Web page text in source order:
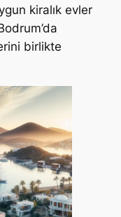
kiralık evler
birlikte